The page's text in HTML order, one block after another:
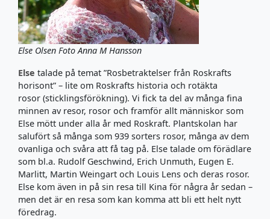
Else Olsen Foto Anna M Hansson
Else talade på temat ”Rosbetraktelser från Roskrafts
horisont” – lite om Roskrafts historia och rotäkta
rosor (sticklingsförökning). Vi fick ta del av många fina
minnen av resor, rosor och framför allt människor som
Else mött under alla år med Roskraft. Plantskolan har
salufört så många som 939 sorters rosor, många av dem
ovanliga och svåra att få tag på. Else talade om förädlare
som bl.a. Rudolf Geschwind, Erich Unmuth, Eugen E.
Marlitt, Martin Weingart och Louis Lens och deras rosor.
Else kom även in på sin resa till Kina för några år sedan –
men det är en resa som kan komma att bli ett helt nytt
föredrag.